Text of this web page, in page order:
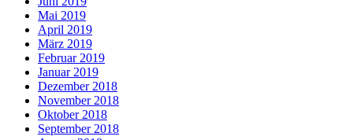
Mai 2019
April 2019
März 2019
Februar 2019
Januar 2019
Dezember 2018
November 2018
Oktober 2018
September 2018